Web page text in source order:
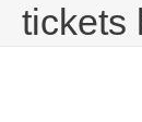
tickets